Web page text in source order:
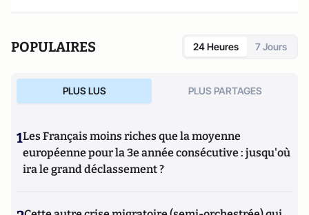
(2020). Il a publié en 2022
Les raisons de la défiance
aux
vraie victoire du RNaux Presses de Sciences Po. En 2024, il a
Les racines sociales de la violence politiqueaux
POPULAIRES 24 Heures 7 Jours
PLUS LUS PLUS PARTAGES
1Les Français moins riches que la moyenne
européenne pour la 3e année consécutive : jusqu'où
ira le grand déclassement ?